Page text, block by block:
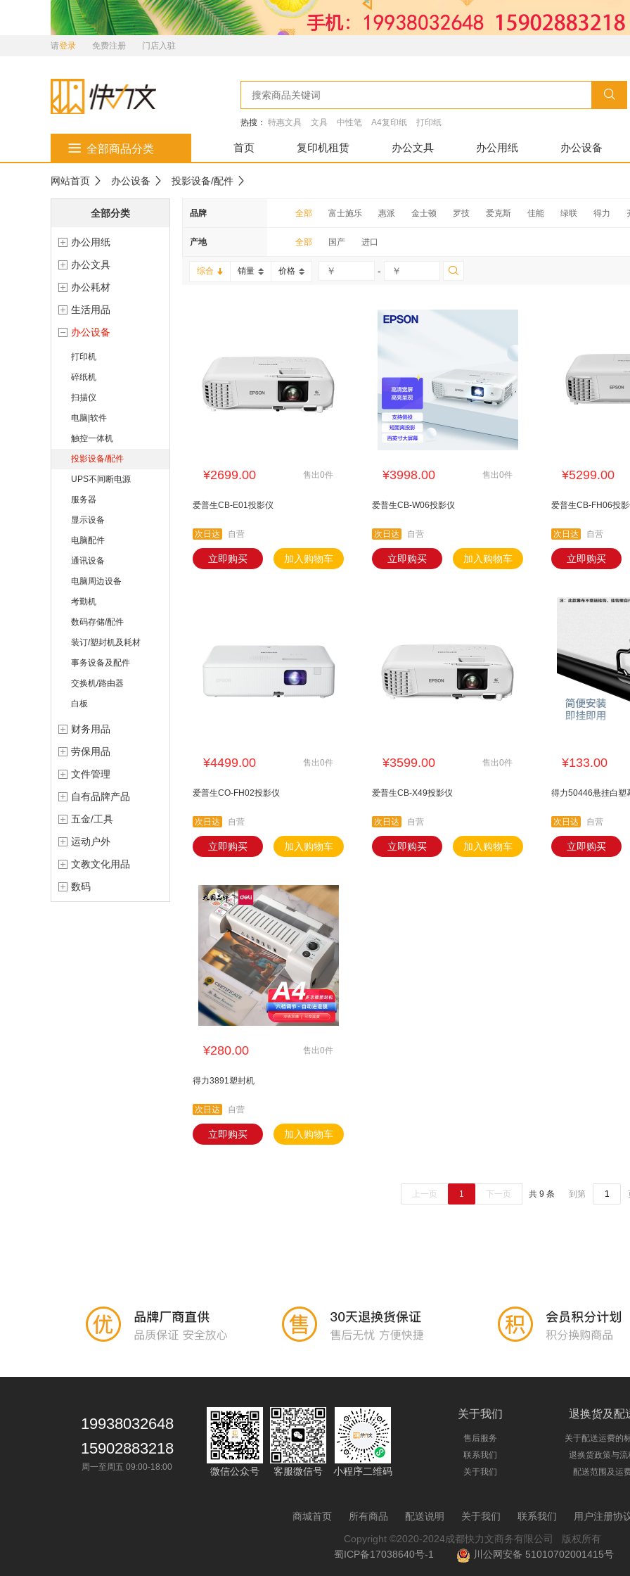
请登录 免费注册 门店入驻
热搜： 特惠文具 文具 中性笔 A4复印纸 打印纸
全部商品分类 首页 复印机租赁 办公文具 办公用纸 办公设备
网站首页 办公设备 投影设备/配件
全部分类
办公用纸
办公文具
办公耗材
生活用品
办公设备
打印机
碎纸机
扫描仪
电脑|软件
触控一体机
投影设备/配件
UPS不间断电源
服务器
显示设备
电脑配件
通讯设备
电脑周边设备
考勤机
数码存储/配件
装订/塑封机及耗材
事务设备及配件
交换机/路由器
白板
财务用品
劳保用品
文件管理
自有品牌产品
五金/工具
运动户外
文教文化用品
数码
品牌 全部 富士施乐 惠派 金士顿 罗技 爱克斯 佳能 绿联 得力
MAXHUB 闪迪酷刃
兄弟 中晶 良田 捷宇
柯尼卡美能达
产地 全部 国产 进口
综合 销量 价格 -
¥2699.00 售出0件
爱普生CB-E01投影仪
次日达 自营
立即购买 加入购物车
¥3998.00 售出0件
爱普生CB-W06投影仪
次日达 自营
立即购买 加入购物车
¥5299.00
爱普生CB-FH06投
次日达 自营
立即购买
¥4499.00 售出0件
爱普生CO-FH02投影仪
次日达 自营
立即购买 加入购物车
¥3599.00 售出0件
爱普生CB-X49投影仪
次日达 自营
立即购买 加入购物车
¥133.00
得力50446悬挂白塑
次日达 自营
立即购买
¥280.00 售出0件
得力3891塑封机
次日达 自营
立即购买 加入购物车
上一页 1 下一页 共 9 条 到第
19938032648
15902883218
周一至周五 09:00-18:00 微信公众号 客服微信号 小程序二维码
关于我们
售后服务
联系我们
关于我们
退换货及配
关于配送运费的
退换货政策与流
配送范围及运
商城首页 所有商品 配送说明 关于我们 联系我们
用户注册协
Copyright ©2020-2024成都快力文商务有限公司 版权所有
蜀ICP备17038640号-1
川公网安备 51010702001415号